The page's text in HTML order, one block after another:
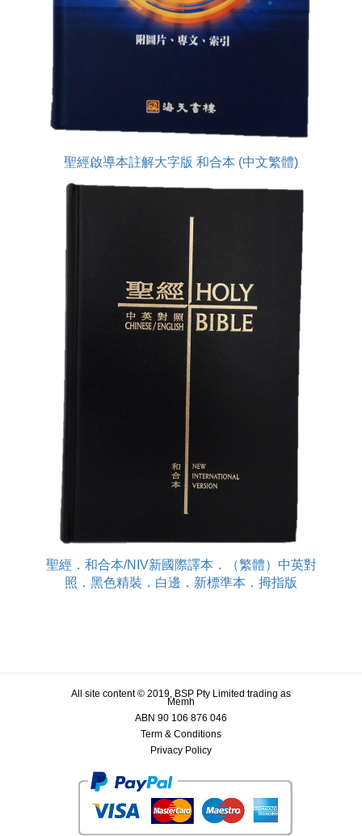
聖經啟導本註解大字版 和合本 (中文繁體)
聖經．和合本/NIV新國際譯本．（繁體）中英對
照．黑色精裝．白邊．新標準本．拇指版
All site content © 2019, BSP Pty Limited trading as
Memh
ABN 90 106 876 046
Term & Conditions
Privacy Policy